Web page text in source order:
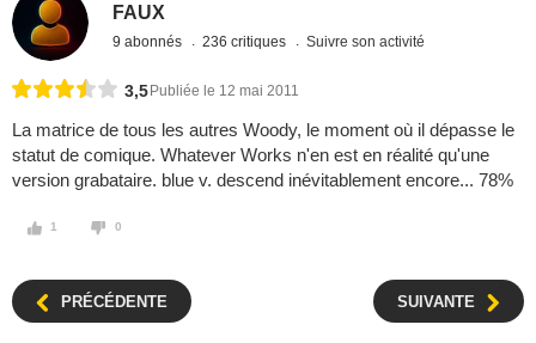
FAUX
9 abonnés 236 critiques Suivre son activité
3,5 Publiée le 12 mai 2011
La matrice de tous les autres Woody, le moment où il dépasse le
statut de comique. Whatever Works n'en est en réalité qu'une
version grabataire. blue v. descend inévitablement encore... 78%
1 0
PRÉCÉDENTE SUIVANTE